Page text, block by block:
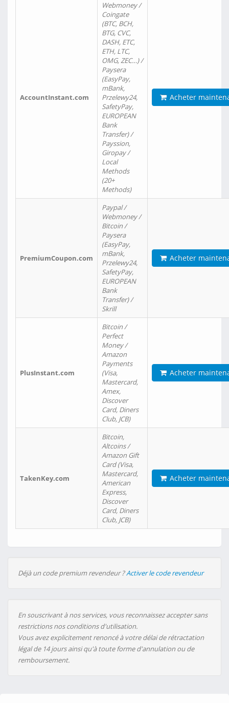
AccountInstant.com
Webmoney /
Coingate
(BTC, BCH,
BTG, CVC,
DASH, ETC,
ETH, LTC,
OMG, ZEC…) /
Paysera
(EasyPay,
mBank,
Przelewy24,
SafetyPay,
EUROPEAN
Bank
Transfer) /
Payssion,
Giropay /
Local
Methods
(20+
Methods)
Acheter
PremiumCoupon.com
Paypal /
Webmoney /
Bitcoin /
Paysera
(EasyPay,
mBank,
Przelewy24,
SafetyPay,
EUROPEAN
Bank
Transfer) /
Skrill
Acheter
PlusInstant.com
Bitcoin /
Perfect
Money /
Amazon
Payments
(Visa,
Mastercard,
Amex,
Discover
Card, Diners
Club, JCB)
Acheter
TakenKey.com
Bitcoin,
Altcoins /
Amazon Gift
Card (Visa,
Mastercard,
American
Express,
Discover
Card, Diners
Club, JCB)
Acheter
Déjà un code premium revendeur ?Activer le code revendeur
En souscrivant à nos services, vous reconnaissez accepter sans
restrictions nos conditions d'utilisation.
Vous avez explicitement renoncé à votre délai de rétractation
légal de 14 jours ainsi qu'à toute forme d'annulation ou de
remboursement.